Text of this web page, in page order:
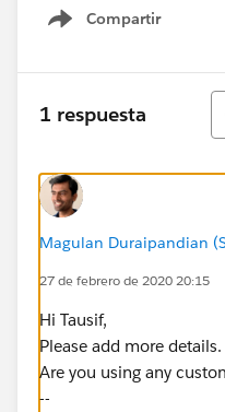
Compartir
Show menu
1 respuesta
Magulan Duraipandian
27 de febrero de 2020 20:15
Hi Tausif,
Please add more
Are you using any
--